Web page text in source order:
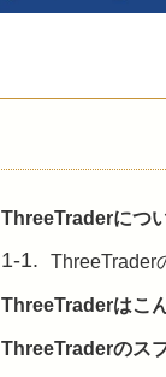
ThreeTraderにつ
1-1. ThreeTrader
ThreeTraderはこ
ThreeTraderのス